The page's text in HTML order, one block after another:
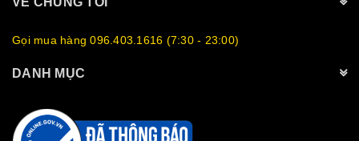
Gọi mua hàng 096.403.1616 (7:30 - 23:00)
DANH MỤC